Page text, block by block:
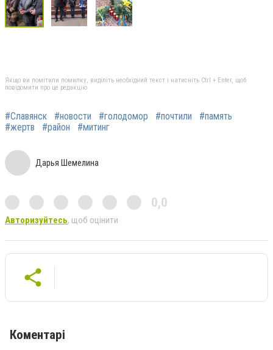
Якщо ви помітили помилку, виділіть необхідний текст і натисніть Ctrl + Enter, щоб
повідомити про це редакцію
#Славянск #новости #голодомор #почтили
#память
#жертв
#район #митинг
Дарья Шемелина
0,0
Авторизуйтесь, щоб оцінити
Коментарі